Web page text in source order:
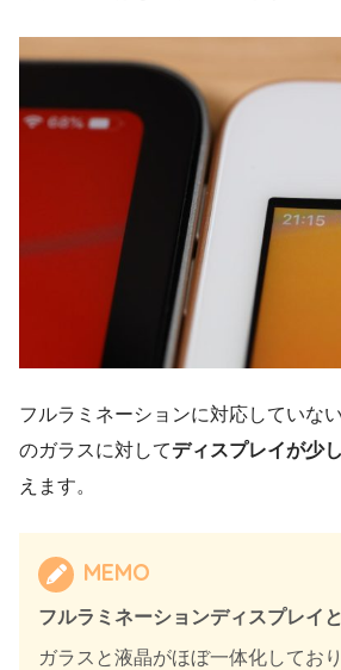
フルラミネーションに対応していな
のガラスに対してディスプレイが少
えます。
MEMO
フルラミネーションディスプレイ
ガラスと液晶がほぼ一体化してお